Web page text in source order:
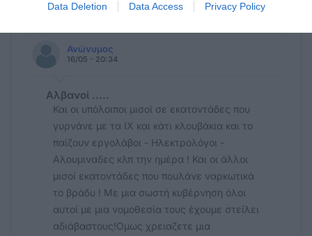
Data Deletion Data Access Privacy Policy
ΑΛΒΑΝΟΊ? ΑΠΟΚΛΕΊΕΤΑΙ!
Ανώνυμος
16/05 - 20:34
Αλβανοί .....
Και οι υπόλοιποι μισοί σε εκατοντάδες που
γυρνάνε με τα ΙΧ και κάτι κλουβάκια και το
παίζουν εργολάβοι - Ηλεκτρολόγοι -
Αλουμιναδες κλπ την ημέρα ! Και οι άλλοι
μισοί εκατοντάδες που πουλάνε ναρκωτικά
το βράδυ ! Με μια σωστή κυβέρνηση όλοι
αυτοί με μια νομοθεσία τους έχουμε στείλει
αδιάβαστους!Ομως χρειαζετε μια